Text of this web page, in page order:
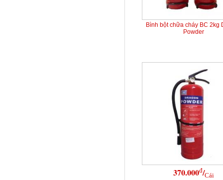
Bình bột chữa cháy BC 2kg
Powder
370.000đ/Cái